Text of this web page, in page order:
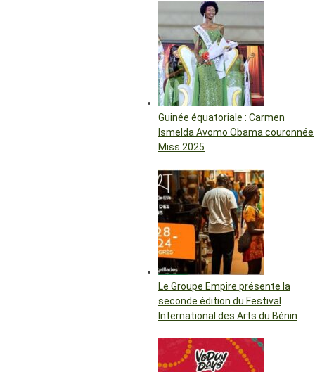
Guinée équatoriale : Carmen
Ismelda Avomo Obama couronnée
Miss 2025
Le Groupe Empire présente la
seconde édition du Festival
International des Arts du Bénin